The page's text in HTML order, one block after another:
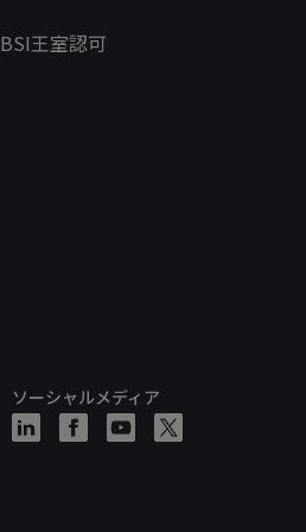
BSI王室認可
ソーシャルメディア